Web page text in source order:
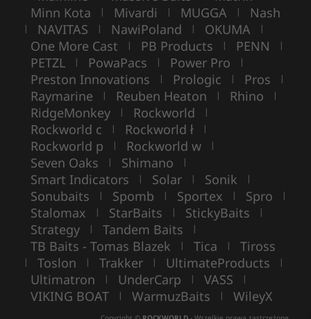
Minn Kota | Mivardi | MUGGA | Nash
| NAVITAS | NawiPoland | OKUMA |
One More Cast | PB Products | PENN |
PETZL | PowaPacs | Power Pro |
Preston Innovations | Prologic | Pros |
Raymarine | Reuben Heaton | Rhino |
RidgeMonkey | Rockworld |
Rockworld c | Rockworld ł |
Rockworld p | Rockworld w |
Seven Oaks | Shimano |
Smart Indicators | Solar | Sonik |
Sonubaits | Spomb | Sportex | Spro |
Stalomax | StarBaits | StickyBaits |
Strategy | Tandem Baits |
TB Baits - Tomas Blazek | Tica | Tiross
| Toslon | Trakker | UltimateProducts |
Ultimatron | UnderCarp | VASS |
VIKING BOAT | WarmuzBaits | WileyX